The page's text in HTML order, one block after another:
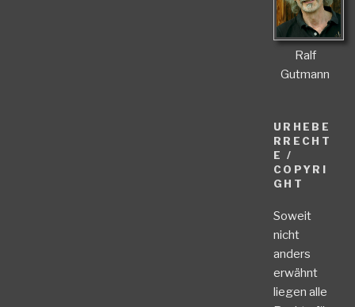
Ralf
Gutmann
URHEBE
RRECHT
E /
COPYRI
GHT
Soweit
nicht
anders
erwähnt
liegen alle